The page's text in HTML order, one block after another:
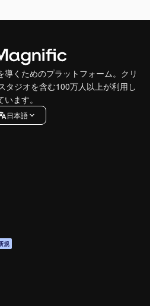
くためのプラットフォーム。クリ
タジオを含む100万人以上が利用し
います。
日本語
規